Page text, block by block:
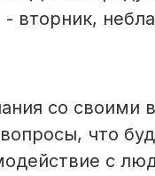
вторник,
со
что
с